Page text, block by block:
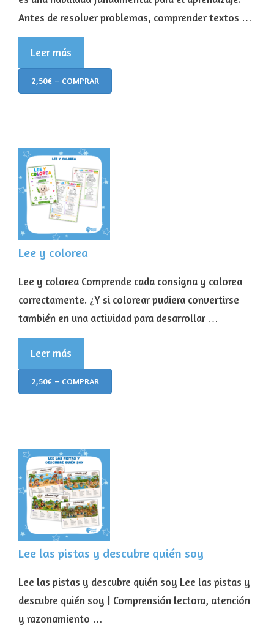
Antes de resolver problemas, comprender textos …
Leer más
2,50€ – COMPRAR
Lee y colorea
Lee y colorea Comprende cada consigna y colorea
correctamente. ¿Y si colorear pudiera convertirse
también en una actividad para desarrollar …
Leer más
2,50€ – COMPRAR
Lee las pistas y descubre quién soy
Lee las pistas y descubre quién soy Lee las pistas y
descubre quién soy | Comprensión lectora, atención
y razonamiento …